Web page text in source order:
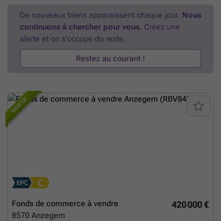
De nouveaux biens apparaissent chaque jour. Nous
continuons à chercher pour vous. Créez une
alerte et on s'occupe du reste.
Restez au courant !
BEST OF
420 000 €
Fonds de commerce à vendre
8570 Anzegem